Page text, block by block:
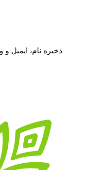
ذخیره نام، ایمیل